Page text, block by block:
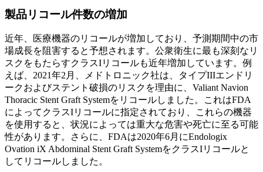
製品リコール件数の増加
近年、医療機器のリコールが増加しており、予測期間中の市
場成長を阻害すると予想されます。公衆衛生に最も深刻なリ
スクをもたらすクラスIリコールも近年増加しています。例
えば、2021年2月、メドトロニック社は、タイプIIIエンドリ
ークおよびステント破損のリスクを理由に、Valiant Navion
Thoracic Stent Graft Systemをリコールしました。これはFDA
によってクラスIリコールに指定されており、これらの機器
を使用すると、状況によっては重大な危害や死亡に至る可能
性があります。さらに、FDAは2020年6月にEndologix
Ovation iX Abdominal Stent Graft SystemをクラスIリコールと
してリコールしました。